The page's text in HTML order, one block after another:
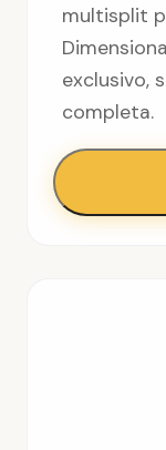
multisplit
exclusivo,
completa.